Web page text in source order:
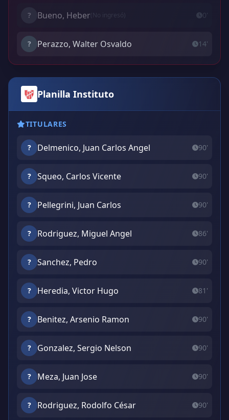
? Bueno, Heber(No ingresó) 0'
? Perazzo, Walter Osvaldo 14'
Planilla Instituto
TITULARES
? Delmenico, Juan Carlos Angel 90'
? Squeo, Carlos Vicente 90'
? Pellegrini, Juan Carlos 90'
? Rodriguez, Miguel Angel 86'
? Sanchez, Pedro 90'
? Heredia, Victor Hugo 81'
? Benitez, Arsenio Ramon 90'
? Gonzalez, Sergio Nelson 90'
? Meza, Juan Jose 90'
? Rodriguez, Rodolfo César 90'